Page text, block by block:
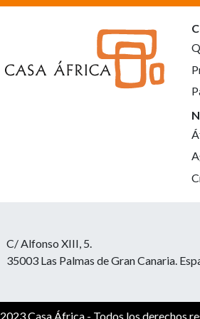
C/ Alfonso XIII, 5.
35003 Las Palmas de Gran Canaria.
2023 Casa África - Todos los derechos